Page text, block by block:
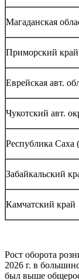
Магаданская
Приморский край
Еврейская авт.
Чукотский авт.
Республика Саха
Забайкальский
Камчатский край
Рост оборота
2026 г. в
был выше